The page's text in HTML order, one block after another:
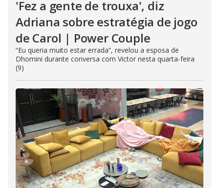
'Fez a gente de trouxa', diz
Adriana sobre estratégia de jogo
de Carol | Power Couple
“Eu queria muito estar errada”, revelou a esposa de
Dhomini durante conversa com Victor nesta quarta-feira
(9)